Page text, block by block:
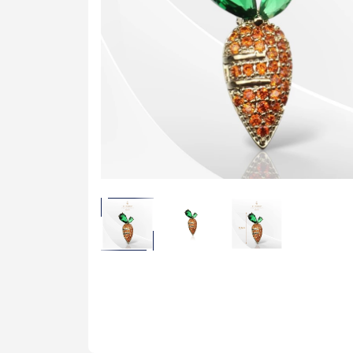
Cài Áo Ong
Khăn Lụa Cao
Khăn 50*50cm
Khăn 53*53cm
Khăn 70*70cm
Khăn 90*90cm